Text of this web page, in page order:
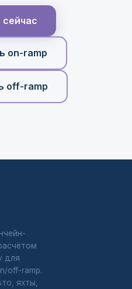
on-ramp
off-ramp
для
off-ramp.
яхты,